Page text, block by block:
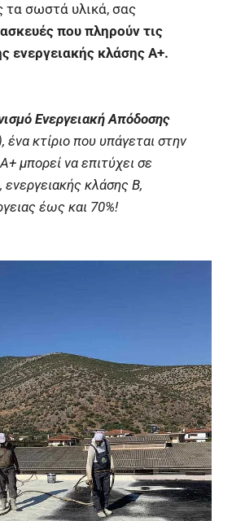
τα σωστά υλικά, σας
που πληρούν τις
ενεργειακής κλάσης Α+.
Ενεργειακή Απόδοσης
κτίριο που υπάγεται στην
μπορεί να επιτύχει σε
κλάσης Β,
έως και 70%!